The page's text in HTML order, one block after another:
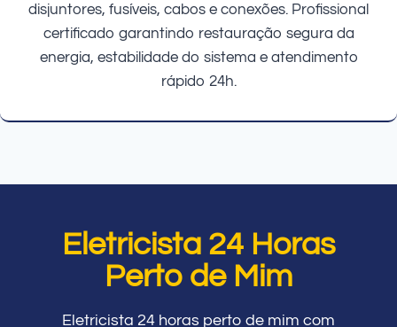
disjuntores, fusíveis, cabos e conexões. Profissional
certificado garantindo restauração segura da
energia, estabilidade do sistema e atendimento
rápido 24h.
Eletricista 24 Horas
Perto de Mim
Eletricista 24 horas perto de mim com